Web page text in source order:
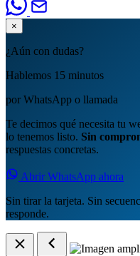
×
¿Aún con dudas?
Hablemos 15 minutos
por WhatsApp o llamada
Te decimos qué necesita tu
lo tenemos listo. Sin
respuestas concretas.
Abrir WhatsApp ahora
Sin tirar la tarjeta. Sin
responde.